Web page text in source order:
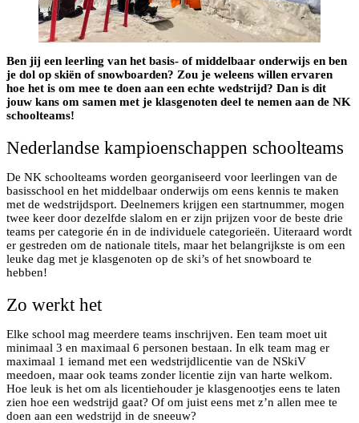
Ben jij een leerling van het basis- of middelbaar onderwijs en ben
je dol op skiën of snowboarden? Zou je weleens willen ervaren
hoe het is om mee te doen aan een echte wedstrijd? Dan is dit
jouw kans om samen met je klasgenoten deel te nemen aan de NK
schoolteams!
Nederlandse kampioenschappen schoolteams
De NK schoolteams worden georganiseerd voor leerlingen van de
basisschool en het middelbaar onderwijs om eens kennis te maken
met de wedstrijdsport. Deelnemers krijgen een startnummer, mogen
twee keer door dezelfde slalom en er zijn prijzen voor de beste drie
teams per categorie én in de individuele categorieën. Uiteraard wordt
er gestreden om de nationale titels, maar het belangrijkste is om een
leuke dag met je klasgenoten op de ski’s of het snowboard te
hebben!
Zo werkt het
Elke school mag meerdere teams inschrijven. Een team moet uit
minimaal 3 en maximaal 6 personen bestaan. In elk team mag er
maximaal 1 iemand met een wedstrijdlicentie van de NSkiV
meedoen, maar ook teams zonder licentie zijn van harte welkom.
Hoe leuk is het om als licentiehouder je klasgenootjes eens te laten
zien hoe een wedstrijd gaat? Of om juist eens met z’n allen mee te
doen aan een wedstrijd in de sneeuw?